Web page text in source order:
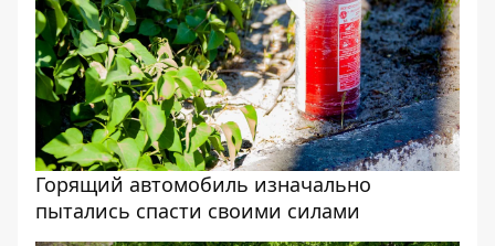
Горящий автомобиль изначально
пытались спасти своими силами